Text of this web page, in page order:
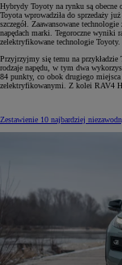
Hybrydy Toyoty na rynku są obecne
Toyota wprowadziła do sprzedaży
szczegół. Zaawansowane
napędach marki. Tegoroczne wyniki
zelektryfikowane technologie Toyoty.
Przyjrzyjmy się temu na
rodzaje napędu, w tym dwa
84 punkty, co obok drugiego miejsca
zelektryfikowanymi. Z kolei RAV4
Zestawienie 10 najbardziej